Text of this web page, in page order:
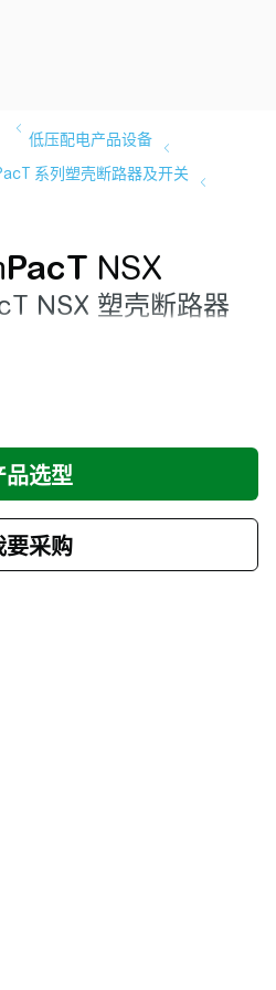
PacT NSX
NSX 塑壳断路器